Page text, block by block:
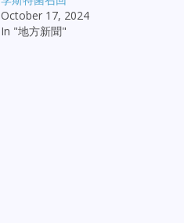
October 17, 2024
In "地方新聞"